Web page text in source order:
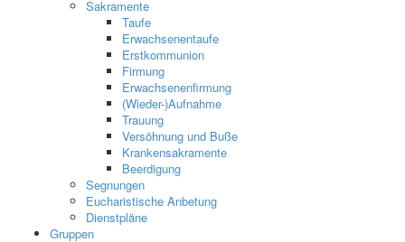
Sakramente
Taufe
Erwachsenentaufe
Erstkommunion
Firmung
Erwachsenenfirmung
(Wieder-)Aufnahme
Trauung
Versöhnung und Buße
Krankensakramente
Beerdigung
Segnungen
Eucharistische Anbetung
Dienstpläne
Gruppen